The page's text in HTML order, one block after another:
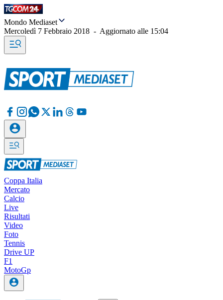
Mondo Mediaset
Mercoledì 7 Febbraio 2018 - Aggiornato alle 15:04
Coppa Italia
Mercato
Calcio
Live
Risultati
Video
Foto
Tennis
Drive UP
F1
MotoGp